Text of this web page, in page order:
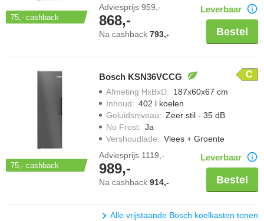
75,- cashback
Adviesprijs 959,-
868,-
Na cashback 793,-
Leverbaar
Bestel
75,- cashback
Bosch KSN36VCCG C
Afmeting HxBxD: 187x60x67 cm
Inhoud: 402 l koelen
Geluidsniveau: Zeer stil - 35 dB
No Frost: Ja
Vershoudlade: Vlees + Groente
Adviesprijs 1119,-
989,-
Na cashback 914,-
Leverbaar
Bestel
Alle vrijstaande Bosch koelkasten tonen